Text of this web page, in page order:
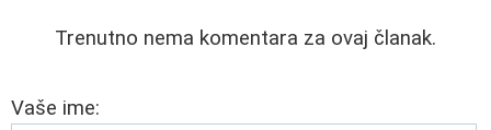
Trenutno nema komentara za ovaj članak.
Vaše ime: